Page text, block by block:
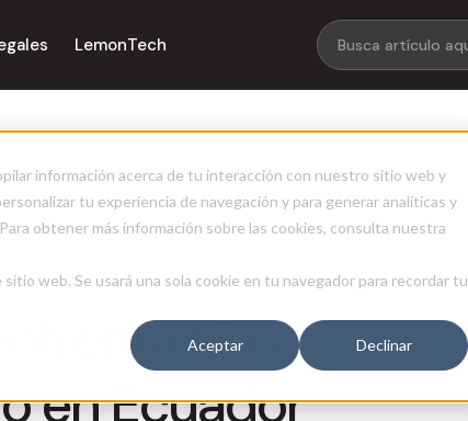
información acerca de tu interacción con nuestro sitio web y
tu experiencia de navegación y para generar analíticas y
obtener más información sobre las cookies, consulta nuestra
web. Se usará una sola cookie en tu navegador para recordar tu
Aceptar Declinar
LemonTech
las
en Ecuador